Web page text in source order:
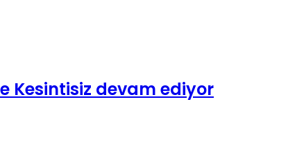
Kesintisiz devam ediyor